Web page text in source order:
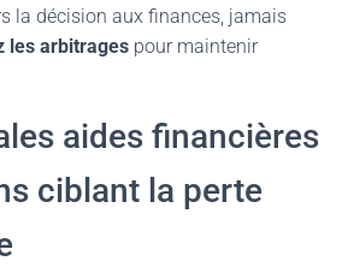
la décision aux finances, jamais
les arbitrages pour maintenir
aides financières
ciblant la perte